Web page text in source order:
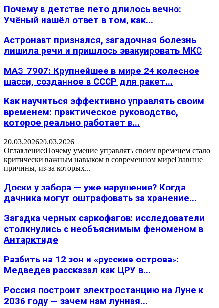
Почему в детстве лето длилось вечно:
Учёный нашёл ответ в том, как...
Астронавт признался, загадочная болезнь
лишила речи и пришлось эвакуировать МКС
МАЗ-7907: Крупнейшее в мире 24 колесное
шасси, созданное в СССР для ракет...
Как научиться эффективно управлять своим
временем: практическое руководство,
которое реально работает в...
20.03.202620.03.2026
Оглавление:Почему умение управлять своим временем стало
критически важным навыком в современном миреГлавные
причины, из-за которых...
Доски у забора — уже нарушение? Когда
дачника могут оштрафовать за хранение...
Загадка черных саркофагов: исследователи
столкнулись с необъяснимым феноменом в
Антарктиде
Разбить на 12 зон и «русские острова»:
Медведев рассказал как ЦРУ в...
Россия построит электростанцию на Луне к
2036 году — зачем нам лунная...